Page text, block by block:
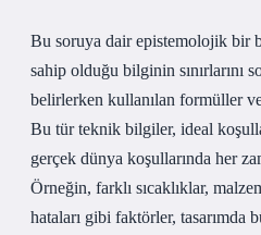
Bu soruya dair epistemolojik bir
sahip olduğu bilginin sınırlarını
belirlerken kullanılan formüller
Bu tür teknik bilgiler, ideal
gerçek dünya koşullarında her
Örneğin, farklı sıcaklıklar,
hataları gibi faktörler, tasarımda